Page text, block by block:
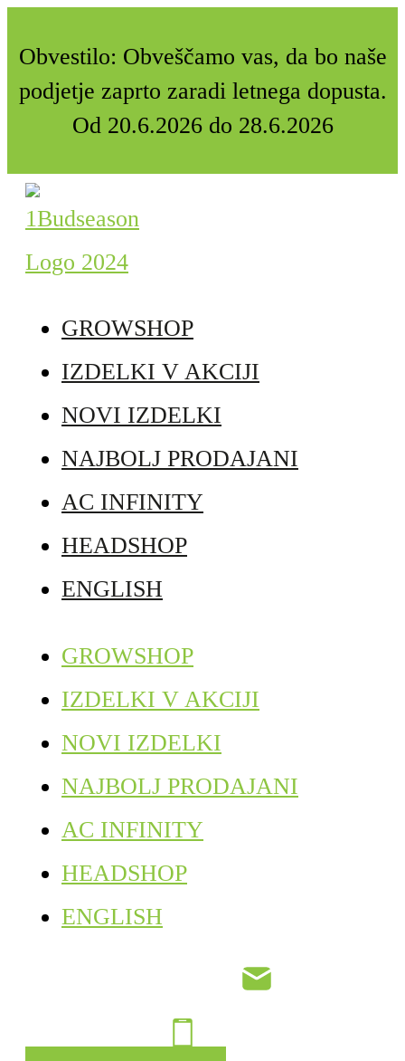
Obvestilo: Obveščamo vas, da bo naše
podjetje zaprto zaradi letnega dopusta.
Od 20.6.2026 do 28.6.2026
GROWSHOP
IZDELKI V AKCIJI
NOVI IZDELKI
NAJBOLJ PRODAJANI
AC INFINITY
HEADSHOP
ENGLISH
GROWSHOP
IZDELKI V AKCIJI
NOVI IZDELKI
NAJBOLJ PRODAJANI
AC INFINITY
HEADSHOP
ENGLISH